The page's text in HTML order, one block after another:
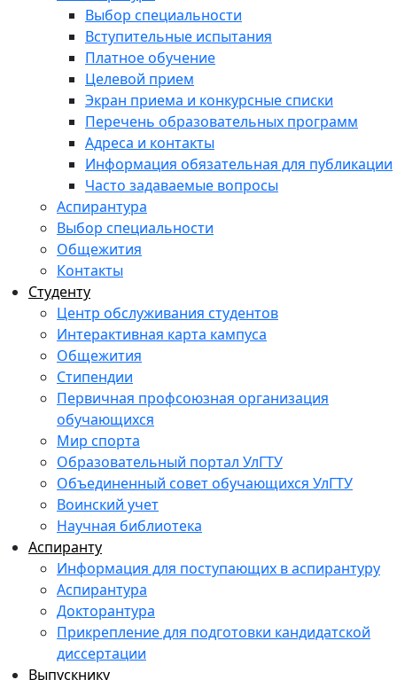
Выбор специальности
Вступительные испытания
Платное обучение
Целевой прием
Экран приема и конкурсные списки
Перечень образовательных программ
Адреса и контакты
Информация обязательная для публикации
Часто задаваемые вопросы
Аспирантура
Выбор специальности
Общежития
Контакты
Студенту
Центр обслуживания студентов
Интерактивная карта кампуса
Общежития
Стипендии
Первичная профсоюзная организация
обучающихся
Мир спорта
Образовательный портал УлГТУ
Объединенный совет обучающихся УлГТУ
Воинский учет
Научная библиотека
Аспиранту
Информация для поступающих в аспирантуру
Аспирантура
Докторантура
Прикрепление для подготовки кандидатской
диссертации
Выпускнику